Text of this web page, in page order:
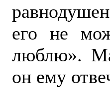
его не
люблю».
он ему